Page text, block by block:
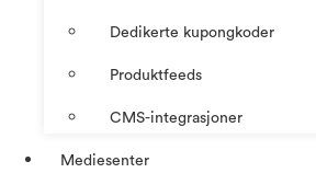
Dedikerte kupongkoder
Produktfeeds
CMS-integrasjoner
Mediesenter